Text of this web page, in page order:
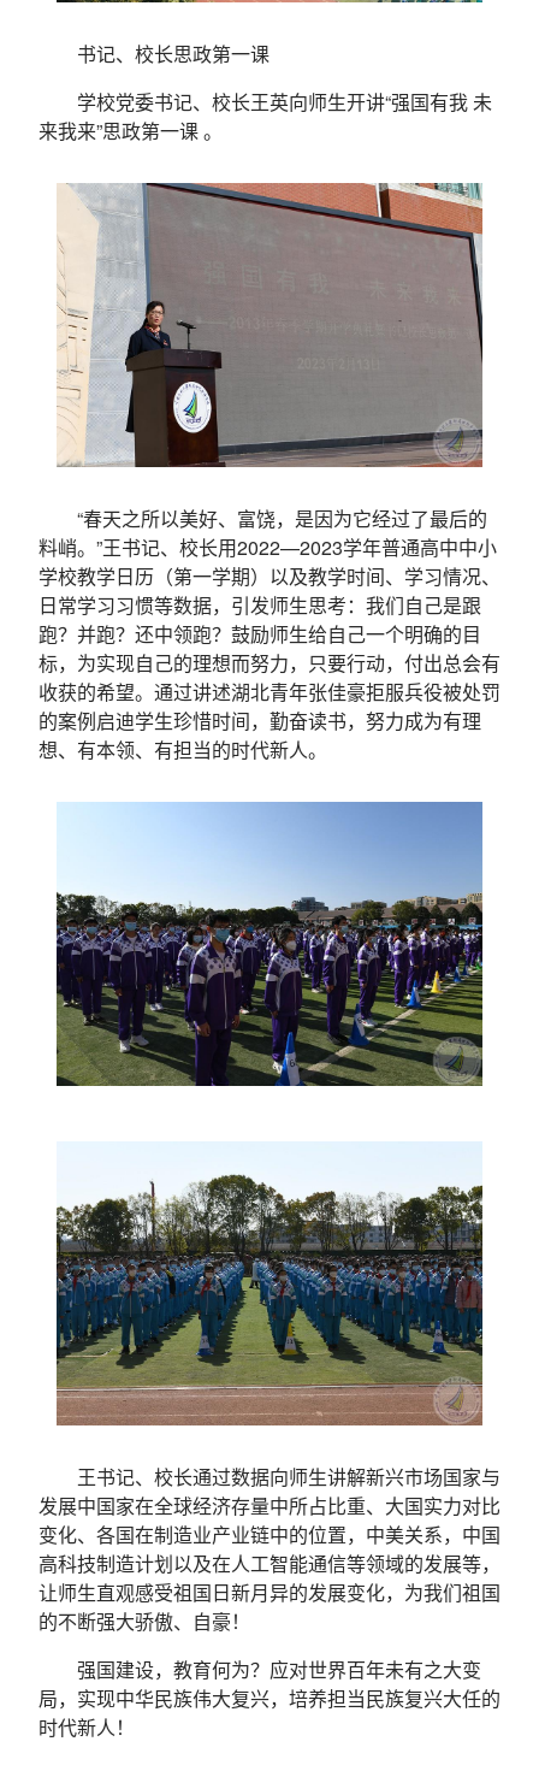
书记、校长思政第一课
学校党委书记、校长王英向师生开讲“强国有我 未
来我来”思政第一课 。
“春天之所以美好、富饶，是因为它经过了最后的
料峭。”王书记、校长用2022—2023学年普通高中中小
学校教学日历（第一学期）以及教学时间、学习情况、
日常学习习惯等数据，引发师生思考：我们自己是跟
跑？并跑？还中领跑？鼓励师生给自己一个明确的目
标，为实现自己的理想而努力，只要行动，付出总会有
收获的希望。通过讲述湖北青年张佳豪拒服兵役被处罚
的案例启迪学生珍惜时间，勤奋读书，努力成为有理
想、有本领、有担当的时代新人。
王书记、校长通过数据向师生讲解新兴市场国家与
发展中国家在全球经济存量中所占比重、大国实力对比
变化、各国在制造业产业链中的位置，中美关系，中国
高科技制造计划以及在人工智能通信等领域的发展等，
让师生直观感受祖国日新月异的发展变化，为我们祖国
的不断强大骄傲、自豪！
强国建设，教育何为？应对世界百年未有之大变
局，实现中华民族伟大复兴，培养担当民族复兴大任的
时代新人！